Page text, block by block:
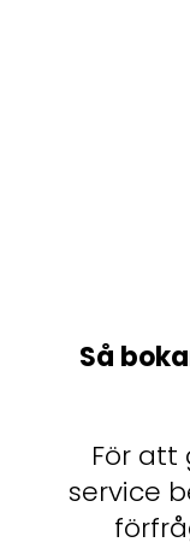
Så
För att
service